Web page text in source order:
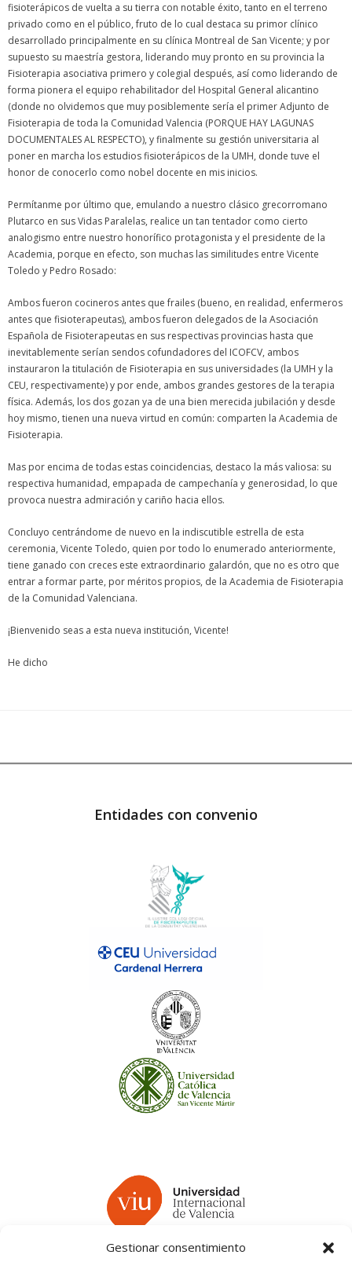
Gestionar consentimiento
fisioterápicos de vuelta a su tierra con notable éxito, tanto en el terreno
privado como en el público, fruto de lo cual destaca su primor clínico
desarrollado principalmente en su clínica Montreal de San Vicente; y por
supuesto su maestría gestora, liderando muy pronto en su provincia la
Fisioterapia asociativa primero y colegial después, así como liderando de
forma pionera el equipo rehabilitador del Hospital General alicantino
(donde no olvidemos que muy posiblemente sería el primer Adjunto de
Fisioterapia de toda la Comunidad Valencia (PORQUE HAY LAGUNAS
DOCUMENTALES AL RESPECTO), y finalmente su gestión universitaria al
poner en marcha los estudios fisioterápicos de la UMH, donde tuve el
honor de conocerlo como nobel docente en mis inicios.
Permítanme por último que, emulando a nuestro clásico grecorromano
Plutarco en sus Vidas Paralelas, realice un tan tentador como cierto
analogismo entre nuestro honorífico protagonista y el presidente de la
Academia, porque en efecto, son muchas las similitudes entre Vicente
Toledo y Pedro Rosado:
Ambos fueron cocineros antes que frailes (bueno, en realidad, enfermeros
antes que fisioterapeutas), ambos fueron delegados de la Asociación
Española de Fisioterapeutas en sus respectivas provincias hasta que
inevitablemente serían sendos cofundadores del ICOFCV, ambos
instauraron la titulación de Fisioterapia en sus universidades (la UMH y la
CEU, respectivamente) y por ende, ambos grandes gestores de la terapia
física. Además, los dos gozan ya de una bien merecida jubilación y desde
hoy mismo, tienen una nueva virtud en común: comparten la Academia de
Fisioterapia.
Mas por encima de todas estas coincidencias, destaco la más valiosa: su
respectiva humanidad, empapada de campechanía y generosidad, lo que
provoca nuestra admiración y cariño hacia ellos.
Concluyo centrándome de nuevo en la indiscutible estrella de esta
ceremonia, Vicente Toledo, quien por todo lo enumerado anteriormente,
tiene ganado con creces este extraordinario galardón, que no es otro que
entrar a formar parte, por méritos propios, de la Academia de Fisioterapia
de la Comunidad Valenciana.
¡Bienvenido seas a esta nueva institución, Vicente!
He dicho
Entidades con convenio